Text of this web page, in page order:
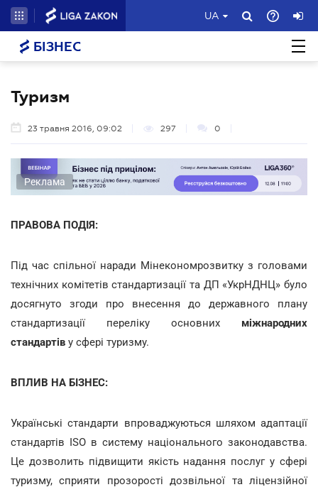
UA
БІЗНЕС
Туризм
23 травня 2016, 09:02 297 0
Реклама
ПРАВОВА ПОДІЯ:
Під час спільної наради Мінекономрозвитку з головами
технічних комітетів стандартизації та ДП «УкрНДНЦ» було
досягнуто згоди про внесення до державного плану
стандартизації переліку основних міжнародних
стандартів у сфері туризму.
ВПЛИВ НА БІЗНЕС:
Українські стандарти впроваджуються шляхом адаптації
стандартів ISO в систему національного законодавства.
Це дозволить підвищити якість надання послуг у сфері
туризму, сприяти прозорості дозвільної та ліцензійної